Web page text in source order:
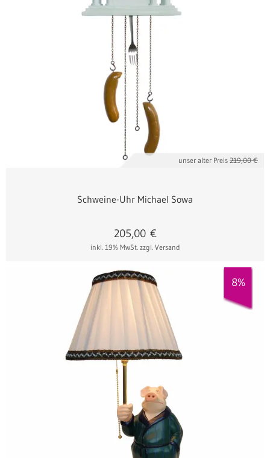
unser alter Preis 219,00 €
Schweine-Uhr Michael Sowa
inkl. 19% MwSt. zzgl. Versand
205,00€
8%